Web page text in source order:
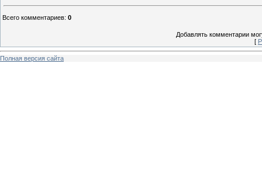
Всего комментариев: 0
Добавлять комментарии
[
Полная версия сайта